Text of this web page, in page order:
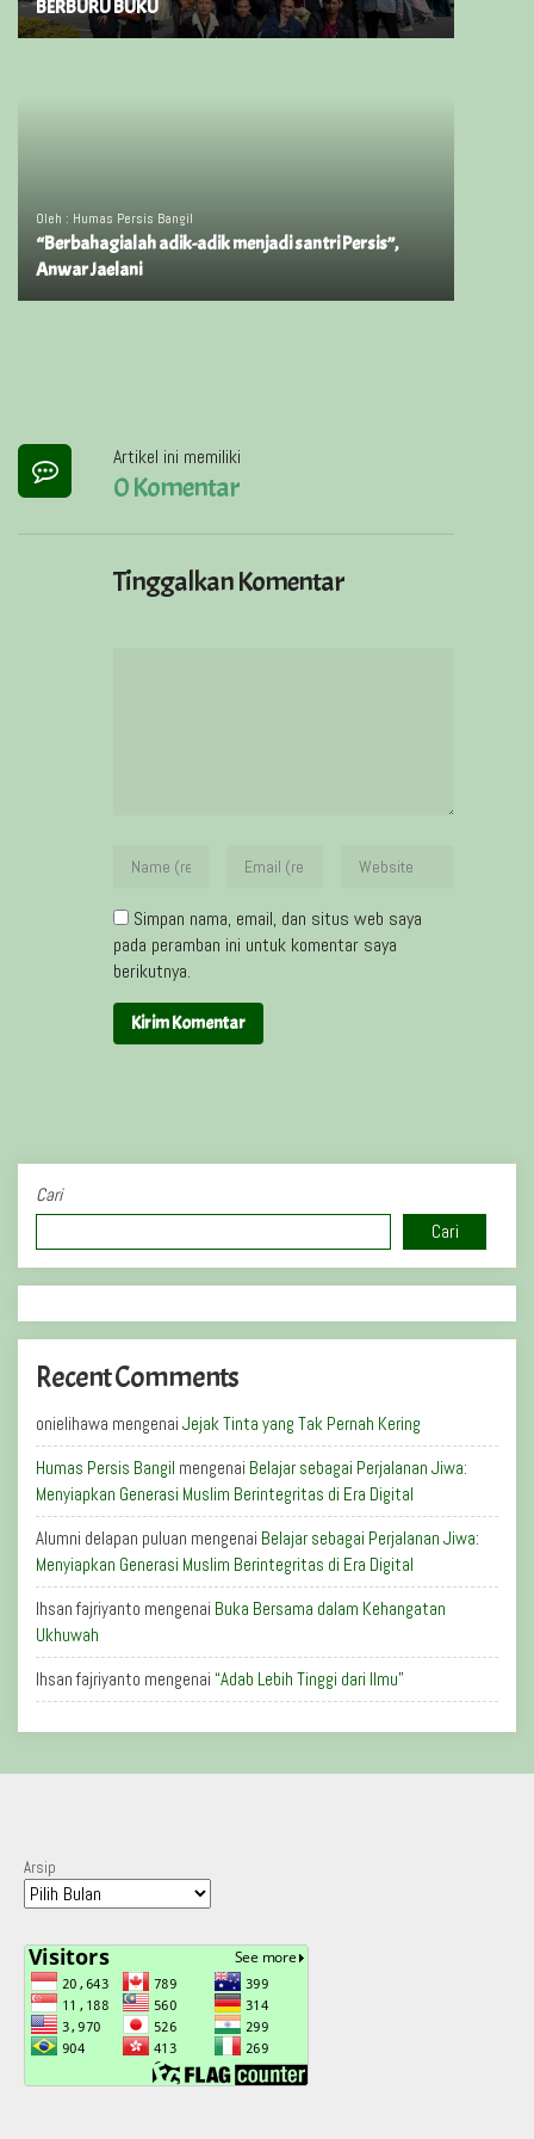
BERBURU BUKU
Oleh : Humas Persis Bangil
“Berbahagialah adik-adik menjadi santri Persis”,
Anwar Jaelani
Artikel ini memiliki
0 Komentar
Tinggalkan Komentar
Simpan nama, email, dan situs web saya
pada peramban ini untuk komentar saya
berikutnya.
Cari
Cari
Recent Comments
onielihawa mengenai Jejak Tinta yang Tak Pernah Kering
Humas Persis Bangil mengenai Belajar sebagai Perjalanan Jiwa:
Menyiapkan Generasi Muslim Berintegritas di Era Digital
Alumni delapan puluan mengenai Belajar sebagai Perjalanan Jiwa:
Menyiapkan Generasi Muslim Berintegritas di Era Digital
Ihsan fajriyanto mengenai Buka Bersama dalam Kehangatan
Ukhuwah
Ihsan fajriyanto mengenai “Adab Lebih Tinggi dari Ilmu”
Arsip